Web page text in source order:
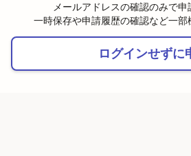
メールアドレスの確認のみで申
一時保存や申請履歴の確認など一部
ログインせずに